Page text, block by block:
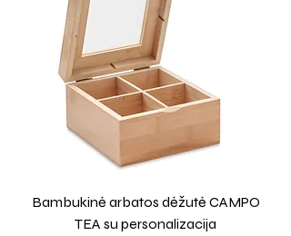
Bambukinė arbatos dėžutė CAMPO
TEA su personalizacija